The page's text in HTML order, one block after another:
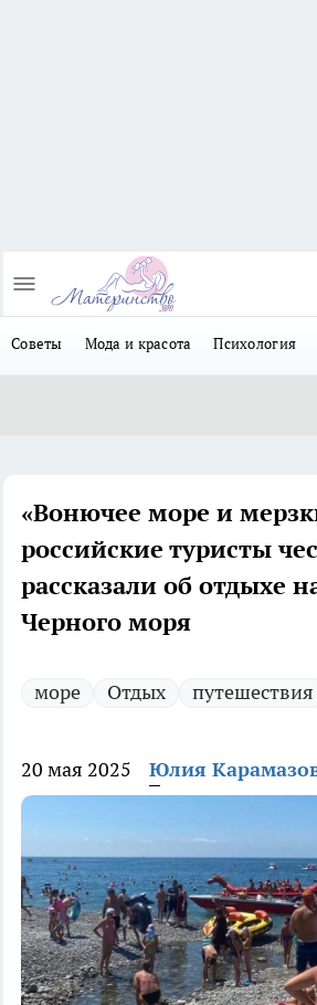
Советы Мода и красота Психология
«Вонючее море и
российские туристы
рассказали об отдыхе
Черного моря
море Отдых путешествия
20 мая 2025 Юлия